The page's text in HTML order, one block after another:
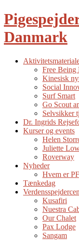
Danmark
Free Being
Kinesisk
Social
Surf Smart
Go Scout
Selvsikker
Dr. Ingrids
Kurser og events
Helen
Juliette
Roverway
Nyheder
Hvem er
Tænkedag
Kusafiri
Nuestra
Our Chalet
Pax Lodge
Sangam